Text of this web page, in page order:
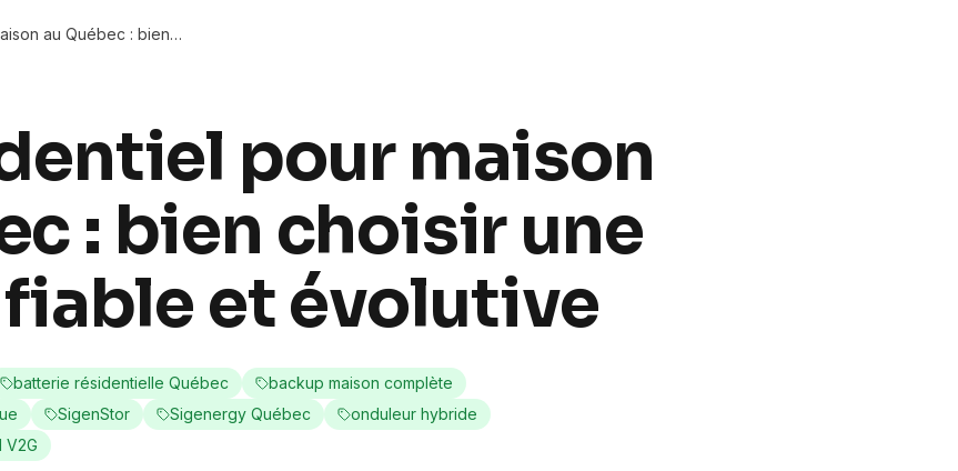
au Québec : bien
pour maison
: bien choisir une
et évolutive
batterie résidentielle Québec
backup maison complète
SigenStor Sigenergy Québec
onduleur hybride
V2G